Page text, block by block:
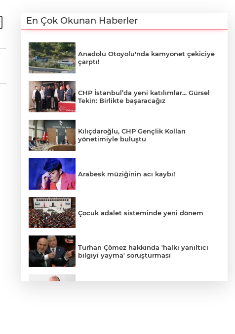
En Çok Okunan Haberler
Anadolu Otoyolu'nda kamyonet çekiciye
çarptı!
CHP İstanbul’da yeni katılımlar... Gürsel
Tekin: Birlikte başaracağız
Kılıçdaroğlu, CHP Gençlik Kolları
yönetimiyle buluştu
Arabesk müziğinin acı kaybı!
Çocuk adalet sisteminde yeni dönem
Turhan Çömez hakkında 'halkı yanıltıcı
bilgiyi yayma' soruşturması